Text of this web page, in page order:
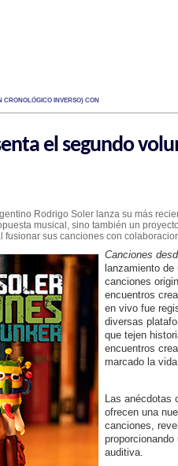
INVERSO) CON
el segundo
Rodrigo Soler lanza su más
musical, sino también un
fusionar sus canciones con
Canciones
lanzamiento
canciones
encuentros
en vivo fue
diversas
que tejen
encuentros
marcado la
Las anécdotas
ofrecen una
canciones,
auditiva.